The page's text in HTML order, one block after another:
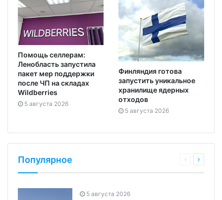
Помощь селлерам:
Ленобласть запустила
пакет мер поддержки
после ЧП на складах
Wildberries
5 августа 2026
Финляндия готова
запустить уникальное
хранилище ядерных
отходов
5 августа 2026
Популярное
5 августа 2026